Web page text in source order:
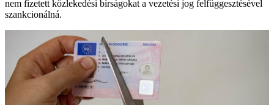
nem fizetett közlekedési bírságokat a vezetési jog felfüggesztésével
szankcionálná.